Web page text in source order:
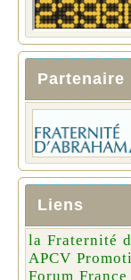
Partenaire
Liens
la Fraternité
APCV
Forum